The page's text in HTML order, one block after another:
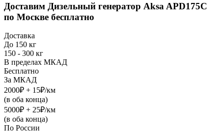
Доставим Дизельный генератор Aksa APD175C
по Москве бесплатно
Доставка
До 150 кг
150 - 300 кг
В пределах МКАД
Бесплатно
За МКАД
2000₽ + 15₽/км
(в оба конца)
5000₽ + 25₽/км
(в оба конца)
По России